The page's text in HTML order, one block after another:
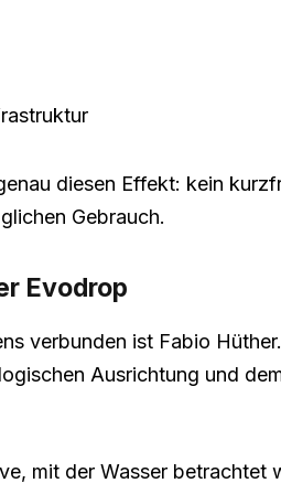
diesen Effekt: kein
Gebrauch.
Evodrop
verbunden ist Fabio
Ausrichtung und
mit der Wasser betrachtet